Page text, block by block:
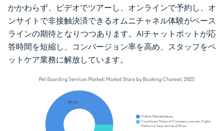
かかわらず、ビデオでツアーし、オンラインで予約し、オ
ンサイトで非接触決済できるオムニチャネル体験がベース
ラインの期待となりつつあります。AIチャットボットが応
答時間を短縮し、コンバージョン率を高め、スタッフをペ
ットケア業務に解放しています。